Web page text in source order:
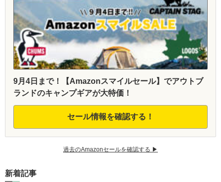
9月4日まで！【Amazonスマイルセール】でアウトブ
ランドのキャンプギアが大特価！
セール情報を確認する！
過去のAmazonセールを確認する ▶︎
新着記事